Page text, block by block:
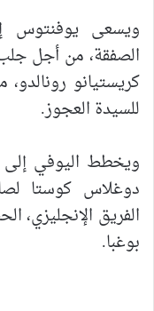
ويسعى يوفنتوس
الصفقة، من أجل
كريستيانو
للسيدة العجوز.
ويخطط اليوفي إلى
دوغلاس كوستا
بوغبا.